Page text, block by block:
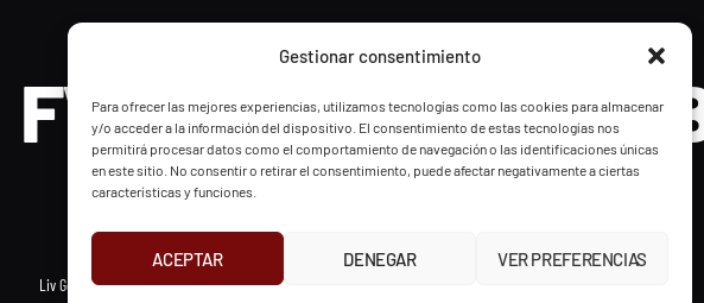
Gestionar consentimiento
Para ofrecer las mejores experiencias, utilizamos tecnologías como las cookies para almacenar
y/o acceder a la información del dispositivo. El consentimiento de estas tecnologías nos
permitirá procesar datos como el comportamiento de navegación o las identificaciones únicas
en este sitio. No consentir o retirar el consentimiento, puede afectar negativamente a ciertas
características y funciones.
ACEPTAR DENEGAR VER PREFERENCIAS
FVG - BGF FVG -
Liv Golf PGATOUR INSTAGRAM